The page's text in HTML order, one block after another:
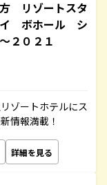
リゾートスタ
ボホール シ
２０２１
ゾートホテルにス
情報満載！
詳細を見る